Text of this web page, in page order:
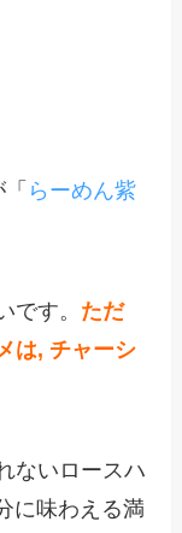
らーめん紫
です。 ただ
は, チャーシ
ないロースハ
に味わえる満